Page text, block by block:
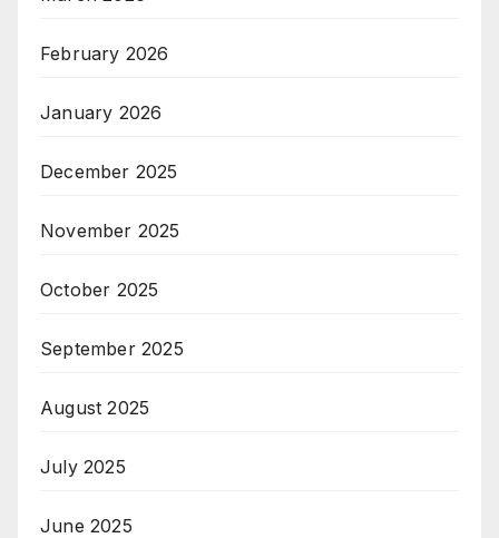
February 2026
January 2026
December 2025
November 2025
October 2025
September 2025
August 2025
July 2025
June 2025